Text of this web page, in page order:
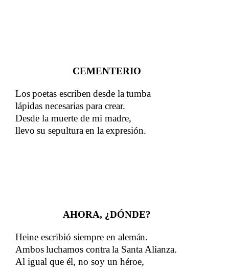
CEMENTERIO
Los​​poetas escriben ​​desde la​​tumba
lápidas necesarias para crear.
Desde la muerte de mi madre,
llevo ​​su sepultura​​en la​​expresión.
AHORA, ¿DÓNDE?
Heine escribió siempre en​​ alemán.
Ambos​​luchamos contra​​la Santa​​ Alianza.​​
Al igual que él, no soy un héroe,